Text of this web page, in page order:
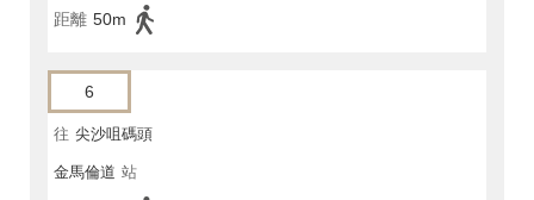
距離 50m
6
往 尖沙咀碼頭
金馬倫道 站